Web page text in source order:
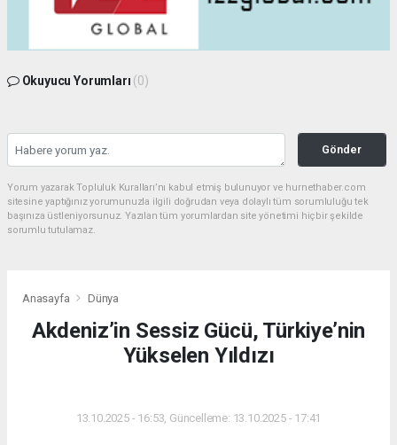
Okuyucu Yorumları (0)
Gönder
Yorum yazarak Topluluk Kuralları’nı kabul etmiş bulunuyor ve hurnethaber.com
sitesine yaptığınız yorumunuzla ilgili doğrudan veya dolaylı tüm sorumluluğu tek
başınıza üstleniyorsunuz. Yazılan tüm yorumlardan site yönetimi hiçbir şekilde
sorumlu tutulamaz.
Anasayfa Dünya
Akdeniz’in Sessiz Gücü, Türkiye’nin
Yükselen Yıldızı
13.10.2025 - 16:53, Güncelleme: 13.10.2025 - 17:41